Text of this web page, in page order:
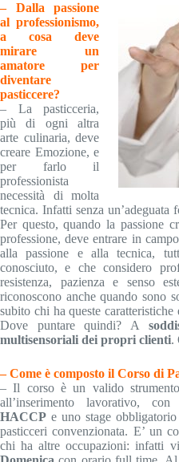
– Dalla passione
al professionismo,
a cosa deve
mirare un
amatore per
diventare
pasticcere?
– La pasticceria,
più di ogni altra
arte culinaria, deve
creare Emozione, e
per farlo il
professionista
necessità di molta
tecnica. Infatti senza un’adeguata
Per questo, quando la passione
professione, deve entrare in
alla passione e alla tecnica,
conosciuto, e che considero
resistenza, pazienza e senso
riconoscono anche quando sono
subito chi ha queste
Dove puntare quindi? A
multisensoriali dei propri clienti.
– Come è composto il Corso di
– Il corso è un valido
all’inserimento lavorativo,
HACCP e uno stage
pasticceri convenzionata. E’ un
chi ha altre occupazioni: infatti